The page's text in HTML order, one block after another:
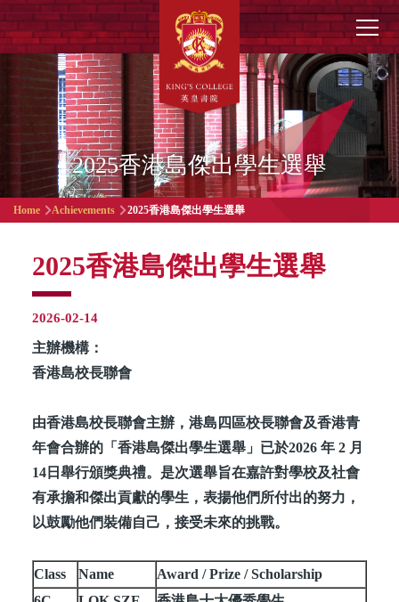
Skip to main content
Main
navigation
2025香港島傑出學生選舉
Breadcrumb
Home Achievements 2025香港島傑出學生選舉
2025香港島傑出學生選舉
2026-02-14
主辦機構：
香港島校長聯會
由香港島校長聯會主辦，港島四區校長聯會及香港青
年會合辦的「香港島傑出學生選舉」已於2026 年 2 月
14日舉行頒獎典禮。是次選舉旨在嘉許對學校及社會
有承擔和傑出貢獻的學生，表揚他們所付出的努力，
以鼓勵他們裝備自己，接受未來的挑戰。
Class Name
Award / Prize / Scholarship